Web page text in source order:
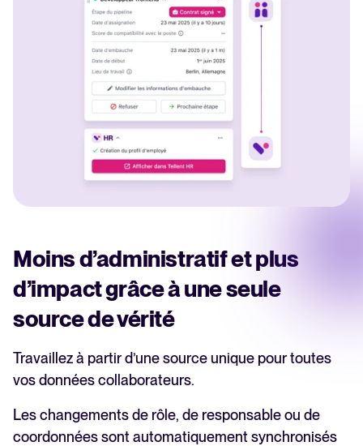
Moins d’administratif et plus
d’impact grâce à une seule
source de vérité
Travaillez à partir d’une source unique pour toutes
vos données collaborateurs.
Les changements de rôle, de responsable ou de
coordonnées sont automatiquement synchronisés